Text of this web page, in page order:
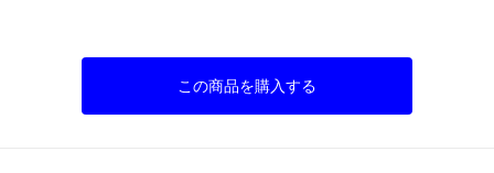
この商品を購入する